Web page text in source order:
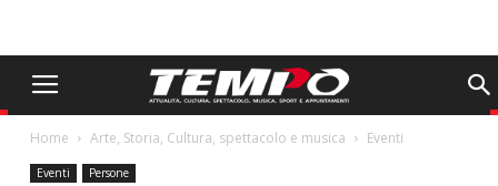
Home Arte, Storia, Cultura, spettacolo e musica Eventi
Eventi Persone